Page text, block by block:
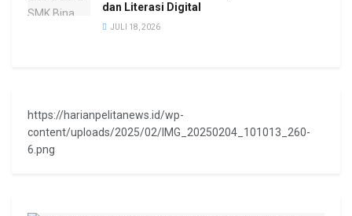
dan Literasi Digital
JULI 18, 2026
https://harianpelitanews.id/wp-
content/uploads/2025/02/IMG_20250204_101013_260-
6.png